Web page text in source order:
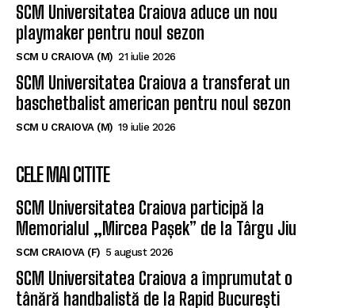
SCM Universitatea Craiova aduce un nou
playmaker pentru noul sezon
SCM U CRAIOVA (M) 21 iulie 2026
SCM Universitatea Craiova a transferat un
baschetbalist american pentru noul sezon
SCM U CRAIOVA (M) 19 iulie 2026
CELE MAI CITITE
SCM Universitatea Craiova participă la
Memorialul „Mircea Pașek” de la Târgu Jiu
SCM CRAIOVA (F) 5 august 2026
SCM Universitatea Craiova a împrumutat o
tânără handbalistă de la Rapid București